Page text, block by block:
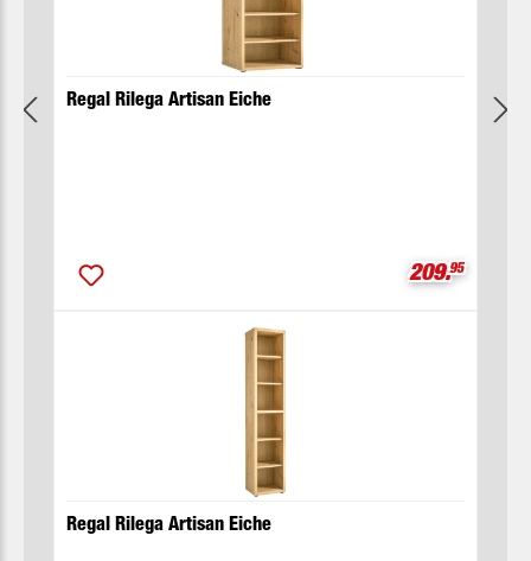
Regal Rilega Artisan Eiche
209.95
Regal Rilega Artisan Eiche